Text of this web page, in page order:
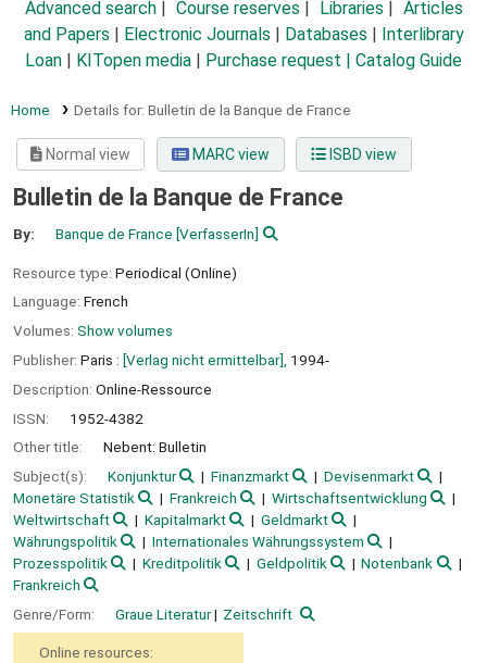
Advanced search Course reserves Libraries
Articles
and Papers
Electronic Journals Databases
Interlibrary
Loan
KITopen media Purchase request | Catalog Guide
Home Details for: Bulletin de la Banque de France
Normal view MARC view ISBD view
Bulletin de la Banque de France
By: Banque de France [VerfasserIn]
Resource type: Periodical (Online)
Language: French
Volumes: Show volumes
Publisher: Paris : [Verlag nicht ermittelbar], 1994-
Description: Online-Ressource
ISSN:
1952-4382
Other title:
Nebent: Bulletin
Subject(s):
Konjunktur Finanzmarkt
Devisenmarkt
Monetäre Statistik
Frankreich
Wirtschaftsentwicklung
Weltwirtschaft
Kapitalmarkt
Geldmarkt
Währungspolitik
Internationales Währungssystem
Prozesspolitik
Kreditpolitik Geldpolitik
Notenbank
Frankreich
Genre/Form:
Graue Literatur Zeitschrift
Online resources: